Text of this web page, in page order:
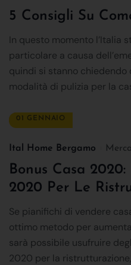
5 Consigli Su
In questo momento l’Italia
particolare a causa
quindi si stanno
modalità di pulizia per la
01 GENNAIO
Ital Home Bergamo
Bonus Casa
2020 Per Le
Se pianifichi di vendere
ottimo metodo per
sarà possibile usufruire
2020 per la